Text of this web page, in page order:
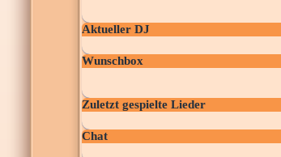
Aktueller DJ
Wunschbox
Zuletzt gespielte Lieder
Chat